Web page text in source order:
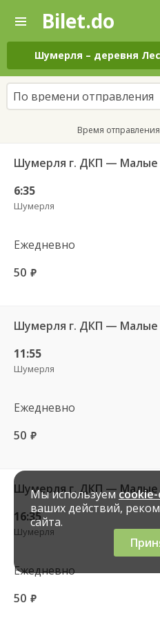
—
Поиск
и
покупка
билетов
на
автобус
онлайн
Bilet.do
Шумерля – деревня
По времени отправления
Время
6:35
Шумерля
Ежедневно
50 руб.
11:55
Шумерля
Ежедневно
50 руб.
16:35
Шумерля
Ежедневно
50 руб.
Мы используем
ваших действий,
сайта.